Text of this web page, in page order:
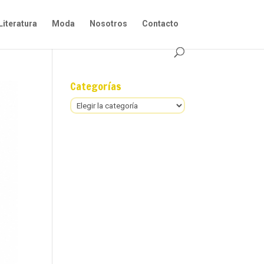
Moda Nosotros Contacto
Categorías
Categorías